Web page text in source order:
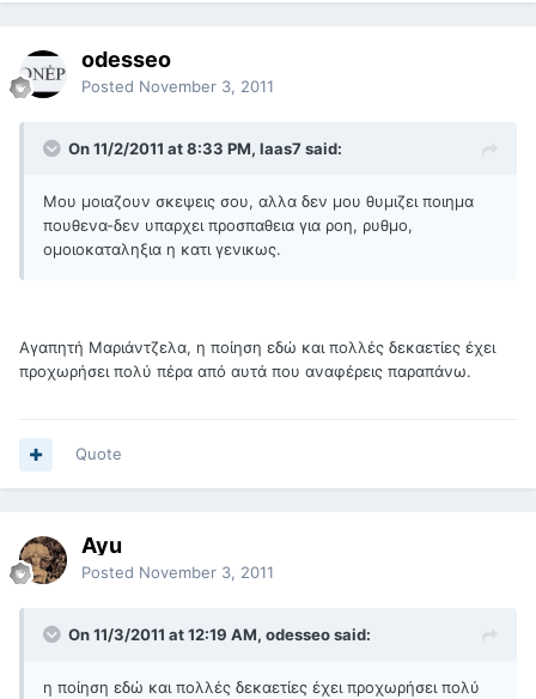
odesseo
Posted November 3, 2011
On 11/2/2011 at 8:33 PM, laas7 said:
Μου μοιαζουν σκεψεις σου, αλλα δεν μου θυμιζει ποιημα
πουθενα-δεν υπαρχει προσπαθεια για ροη, ρυθμο,
ομοιοκαταληξια η κατι γενικως.
Αγαπητή Μαριάντζελα, η ποίηση εδώ και πολλές δεκαετίες έχει
προχωρήσει πολύ πέρα από αυτά που αναφέρεις παραπάνω.
Quote
Ayu
Posted November 3, 2011
On 11/3/2011 at 12:19 AM, odesseo said:
η ποίηση εδώ και πολλές δεκαετίες έχει προχωρήσει πολύ